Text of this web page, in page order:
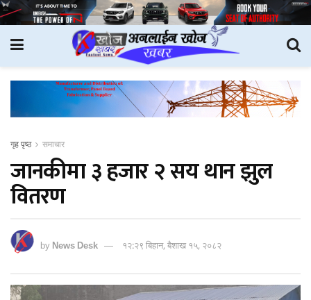
गृह पृष्ठ समाचार
जानकीमा ३ हजार २ सय थान झुल
वितरण
byNews Desk १२:२९ बिहान, बैशाख १५, २०८२